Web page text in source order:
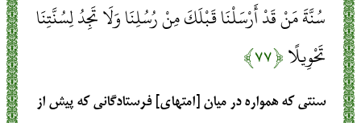
سُنَّةَ مَنْ قَدْ أَرْسَلْنَا قَبْلَكَ مِنْ رُسُلِنَا وَلَا تَجِدُ لِسُنَّتِنَا
تَحْوِيلًا﴿۷۷﴾
سنتى كه همواره در ميان [امتهاى] فرستادگانى كه پيش از